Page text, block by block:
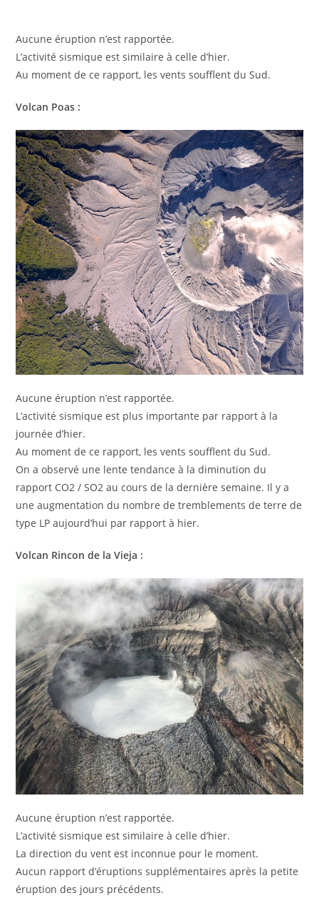
Aucune éruption n’est rapportée.
L’activité sismique est similaire à celle d’hier.
Au moment de ce rapport, les vents soufflent du Sud.
Volcan Poas :
Aucune éruption n’est rapportée.
L’activité sismique est plus importante par rapport à la
journée d’hier.
Au moment de ce rapport, les vents soufflent du Sud.
On a observé une lente tendance à la diminution du
rapport CO2 / SO2 au cours de la dernière semaine. Il y a
une augmentation du nombre de tremblements de terre de
type LP aujourd’hui par rapport à hier.
Volcan Rincon de la Vieja :
Aucune éruption n’est rapportée.
L’activité sismique est similaire à celle d’hier.
La direction du vent est inconnue pour le moment.
Aucun rapport d’éruptions supplémentaires après la petite
éruption des jours précédents.